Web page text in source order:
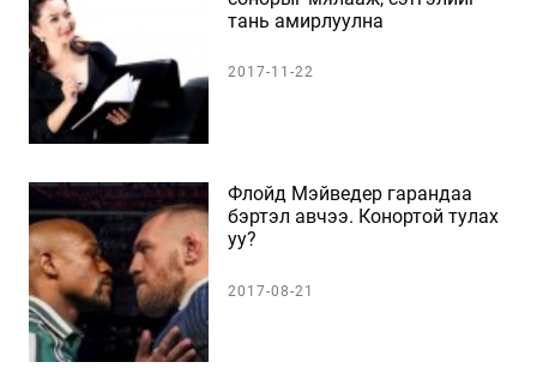
тань амирлуулна
2017-11-22
Флойд Мэйведер гарандаа
бэртэл авчээ. Конортой тулах
уу?
2017-08-21